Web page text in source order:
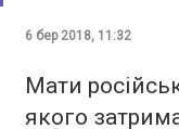
6 бер 2018, 11:32
Мати
якого